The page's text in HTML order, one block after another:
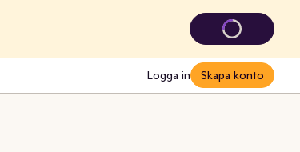
Logga in Skapa konto